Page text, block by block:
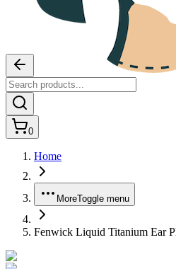
0
Home
MoreToggle menu
Fenwick Liquid Titanium Ear